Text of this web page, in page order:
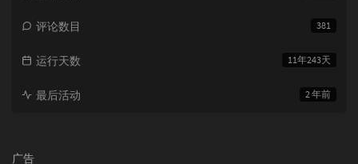
381
评论数目
11年243天
运行天数
2 年前
最后活动
广告